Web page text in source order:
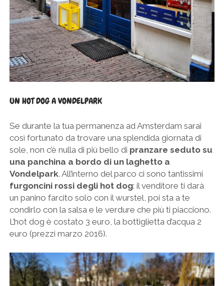
UN HOT DOG A VONDELPARK
Se durante la tua permanenza ad Amsterdam sarai
così fortunato da trovare una splendida giornata di
sole, non c’è nulla di più bello di pranzare seduto su
una panchina a bordo di un laghetto a
Vondelpark. All’interno del parco ci sono tantissimi
furgoncini rossi degli hot dog: il venditore ti darà
un panino farcito solo con il wurstel, poi sta a te
condirlo con la salsa e le verdure che più ti piacciono.
L’hot dog è costato 3 euro, la bottiglietta d’acqua 2
euro (prezzi marzo 2016).